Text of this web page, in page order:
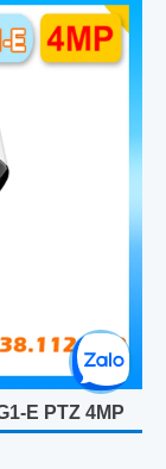
E PTZ 4MP